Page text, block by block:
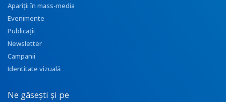
Apariţii în mass-media
Evenimente
Publicații
Newsletter
Campanii
Identitate vizuală
Ne găsești și pe